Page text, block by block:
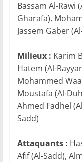
Bassam Al-Rawi
Gharafa),
Jassem Gaber
Milieux : Karim
Hatem (Al-
Mohammed
Moustafa (Al-
Ahmed Fadhel
Sadd)
Attaquants :
Afif (Al-Sadd),